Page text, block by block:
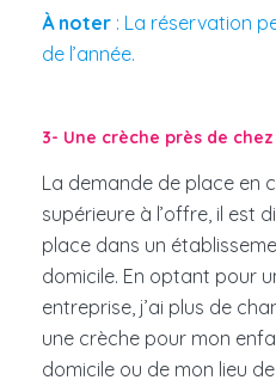
À noter : La réservation
de l’année.
3- Une crèche près de
La demande de place en
supérieure à l’offre, il est
place dans un
domicile. En optant pour
entreprise, j’ai plus de
une crèche pour mon
domicile ou de mon lieu